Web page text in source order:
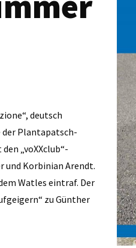
deutsch
der Plantapatsch-
„voXXclub“-
und Korbinian Arendt.
Watles eintraf. Der
zu Günther